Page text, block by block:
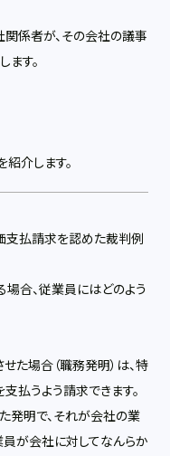
係者が、その会社の議事
す。
介します。
払請求を認めた裁判例
合、従業員にはどのよう
た場合（職務発明）は、特
払うよう請求できます。
発明で、それが会社の業
員が会社に対してなんらか